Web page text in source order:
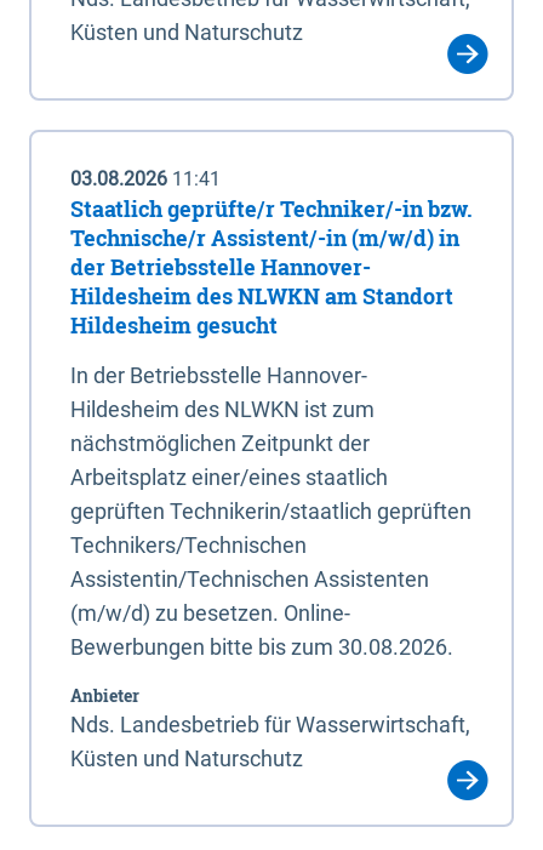
Küsten und Naturschutz
03.08.2026 11:41
Staatlich geprüfte/r Techniker/-in bzw.
Technische/r Assistent/-in (m/w/d) in
der Betriebsstelle Hannover-
Hildesheim des NLWKN am Standort
Hildesheim gesucht
In der Betriebsstelle Hannover-
Hildesheim des NLWKN ist zum
nächstmöglichen Zeitpunkt der
Arbeitsplatz einer/eines staatlich
geprüften Technikerin/staatlich geprüften
Technikers/Technischen
Assistentin/Technischen Assistenten
(m/w/d) zu besetzen. Online-
Bewerbungen bitte bis zum 30.08.2026.
Anbieter
Nds. Landesbetrieb für Wasserwirtschaft,
Küsten und Naturschutz